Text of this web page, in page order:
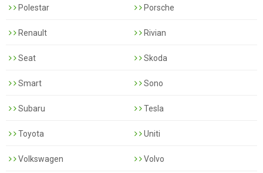
Polestar Porsche
Renault Rivian
Seat Skoda
Smart Sono
Subaru Tesla
Toyota Uniti
Volkswagen Volvo